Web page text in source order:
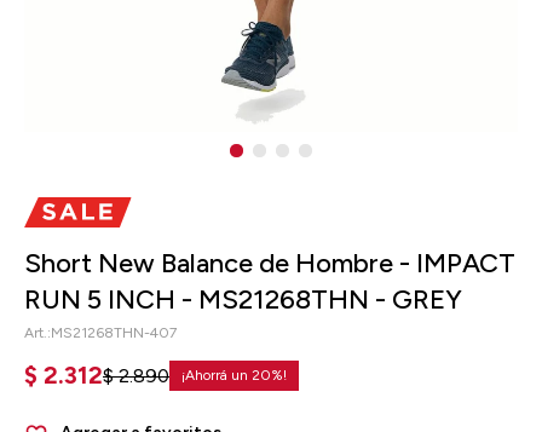
Short New Balance de Hombre - IMPACT
RUN 5 INCH - MS21268THN - GREY
MS21268THN-407
$ 2.312$ 2.890 20